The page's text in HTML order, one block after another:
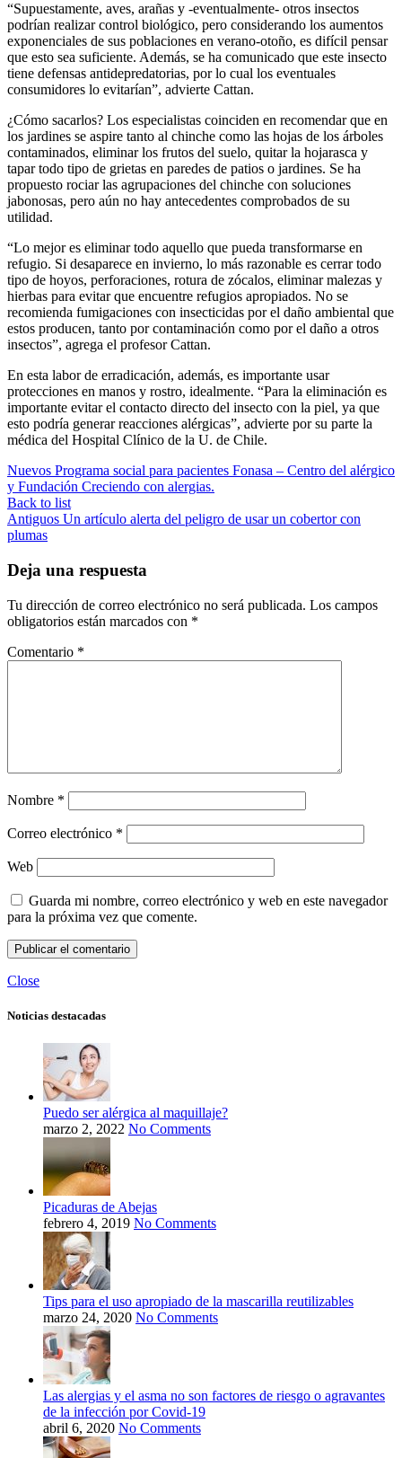
“Supuestamente, aves, arañas y -eventualmente- otros insectos
podrían realizar control biológico, pero considerando los aumentos
exponenciales de sus poblaciones en verano-otoño, es difícil pensar
que esto sea suficiente. Además, se ha comunicado que este insecto
tiene defensas antidepredatorias, por lo cual los eventuales
consumidores lo evitarían”, advierte Cattan.
¿Cómo sacarlos? Los especialistas coinciden en recomendar que en
los jardines se aspire tanto al chinche como las hojas de los árboles
contaminados, eliminar los frutos del suelo, quitar la hojarasca y
tapar todo tipo de grietas en paredes de patios o jardines. Se ha
propuesto rociar las agrupaciones del chinche con soluciones
jabonosas, pero aún no hay antecedentes comprobados de su
utilidad.
“Lo mejor es eliminar todo aquello que pueda transformarse en
refugio. Si desaparece en invierno, lo más razonable es cerrar todo
tipo de hoyos, perforaciones, rotura de zócalos, eliminar malezas y
hierbas para evitar que encuentre refugios apropiados. No se
recomienda fumigaciones con insecticidas por el daño ambiental que
estos producen, tanto por contaminación como por el daño a otros
insectos”, agrega el profesor Cattan.
En esta labor de erradicación, además, es importante usar
protecciones en manos y rostro, idealmente. “Para la eliminación es
importante evitar el contacto directo del insecto con la piel, ya que
esto podría generar reacciones alérgicas”, advierte por su parte la
médica del Hospital Clínico de la U. de Chile.
Nuevos Programa social para pacientes Fonasa – Centro del alérgico
y Fundación Creciendo con alergias.
Back to list
Antiguos Un artículo alerta del peligro de usar un cobertor con
plumas
Deja una respuesta
Tu dirección de correo electrónico no será publicada. Los campos
obligatorios están marcados con *
Comentario *
Nombre *
Correo electrónico *
Web
Guarda mi nombre, correo electrónico y web en este navegador
para la próxima vez que comente.
Close
Noticias destacadas
Puedo ser alérgica al maquillaje?
marzo 2, 2022 No Comments
Picaduras de Abejas
febrero 4, 2019 No Comments
Tips para el uso apropiado de la mascarilla reutilizables
marzo 24, 2020 No Comments
Las alergias y el asma no son factores de riesgo o agravantes
de la infección por Covid-19
abril 6, 2020 No Comments